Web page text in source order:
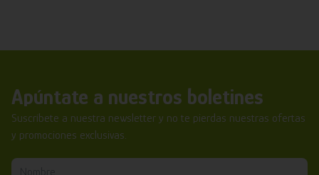
Apúntate a nuestros boletines
Suscríbete a nuestra newsletter y no te pierdas nuestras ofertas
y promociones exclusivas.